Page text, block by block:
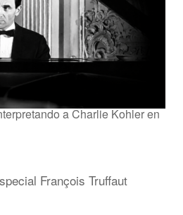
a Charlie Kohler en
François Truffaut